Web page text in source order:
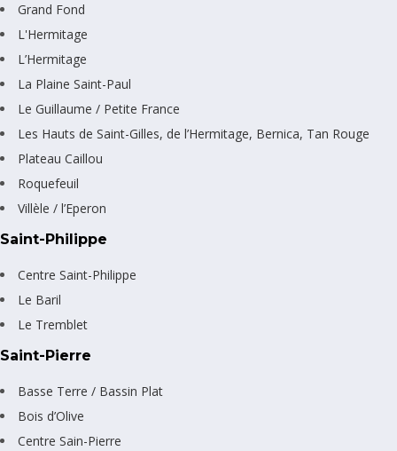
Grand Fond
L'Hermitage
L’Hermitage
La Plaine Saint-Paul
Le Guillaume / Petite France
Les Hauts de Saint-Gilles, de l’Hermitage, Bernica, Tan Rouge
Plateau Caillou
Roquefeuil
Villèle / l’Eperon
Saint-Philippe
Centre Saint-Philippe
Le Baril
Le Tremblet
Saint-Pierre
Basse Terre / Bassin Plat
Bois d’Olive
Centre Sain-Pierre